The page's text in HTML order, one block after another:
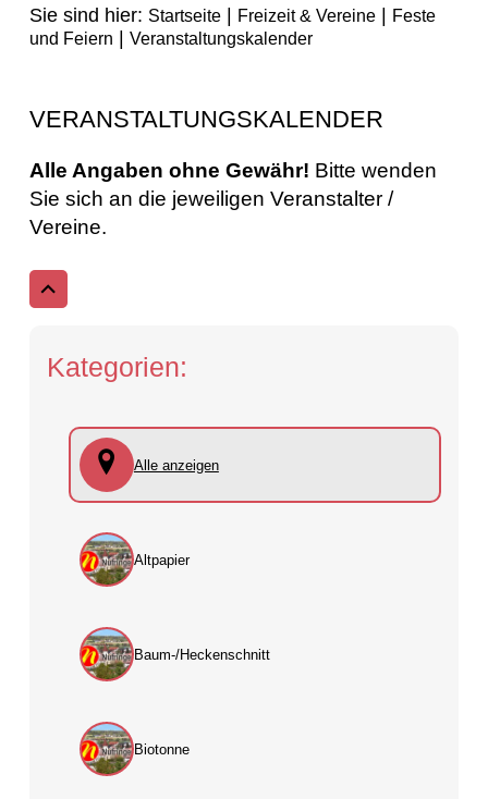
Sie sind hier: Startseite| Freizeit & Vereine|
Feste
und Feiern
Veranstaltungskalender
VERANSTALTUNGSKALENDER
Alle Angaben ohne Gewähr! Bitte wenden
Sie sich an die jeweiligen Veranstalter /
Vereine.
Kategorien:
Alle anzeigen
Altpapier
Baum-/Heckenschnitt
Biotonne